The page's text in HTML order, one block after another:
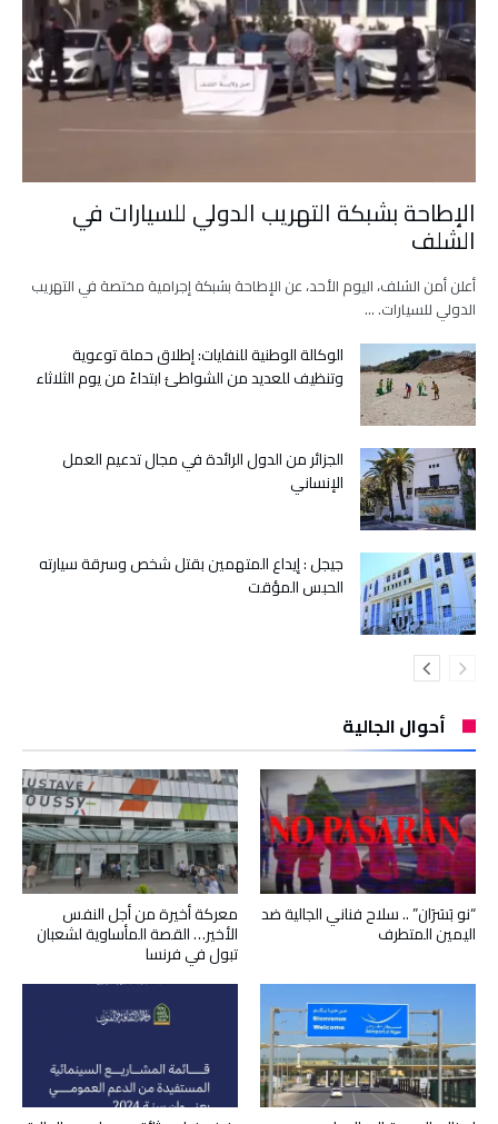
الإطاحة بشبكة التهريب الدولي للسيارات في
الشلف
أعلن أمن الشلف، اليوم الأحد، عن الإطاحة بشبكة إجرامية مختصة في التهريب
الدولي للسيارات. …
الوكالة الوطنية للنفايات: إطلاق حملة توعوية
وتنظيف للعديد من الشواطئ ابتداءً من يوم الثلاثاء
الجزائر من الدول الرائدة في مجال تدعيم العمل
الإنساني
جيجل : إيداع المتهمين بقتل شخص وسرقة سيارته
الحبس المؤقت
أحوال الجالية
معركة أخيرة من أجل النفس
الأخير… القصة المأساوية لشعبان
تبول في فرنسا
“نو بَسَرَان” .. سلاح فناني الجالية ضد
اليمين المتطرف